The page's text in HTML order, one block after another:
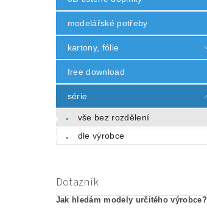
modelářské potřeby
kartony, fólie
free download
série
vše bez rozdělení
dle výrobce
Dotazník
Jak hledám modely určitého výrobce?